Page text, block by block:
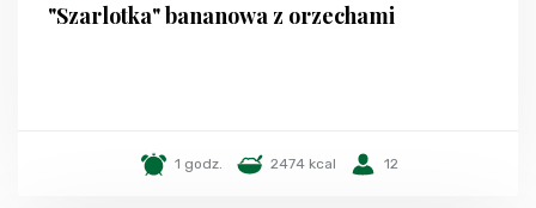
"Szarlotka" bananowa z orzechami
1 godz. 2474 kcal 12